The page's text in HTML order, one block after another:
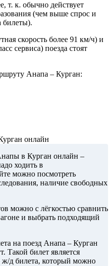
т. к. обычно действует
(чем выше спрос и
билеты).
скорость более 91 км/ч) и
сервиса) поезда стоят
Анапа – Курган:
онлайн
в Курган онлайн –
ходить в
можно посмотреть
наличие свободных
можно с лёгкостью сравнить
и выбрать подходящий
на поезд Анапа – Курган
Такой билет является
д билета, который можно